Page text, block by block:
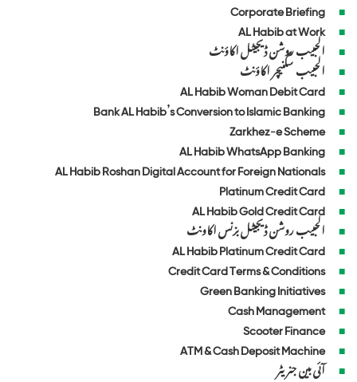
Corporate Briefing
AL Habib at Work
الحبیب روشن ڈیجیٹل اکاؤنٹ
الحبیب سگنیچر اکاؤنٹ
AL Habib Woman Debit Card
Bank AL Habib’s Conversion to Islamic Banking
Zarkhez-e Scheme
AL Habib WhatsApp Banking
AL Habib Roshan Digital Account for Foreign Nationals
Platinum Credit Card
AL Habib Gold Credit Card
الحبیب روشن ڈیجیٹل بزنس اکاونٹ
AL Habib Platinum Credit Card
Credit Card Terms & Conditions
Green Banking Initiatives
Cash Management
Scooter Finance
ATM & Cash Deposit Machine
آئی بین جنریٹر